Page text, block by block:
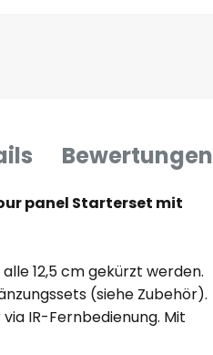
Bewertungen
panel Starterset mit
12,5 cm gekürzt werden.
(siehe Zubehör).
IR-Fernbedienung. Mit
Farben und